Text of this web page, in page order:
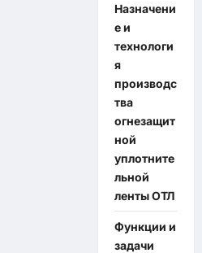
Назначени
е и
технологи
я
производс
тва
огнезащит
ной
уплотните
льной
ленты ОТЛ
Функции и
задачи